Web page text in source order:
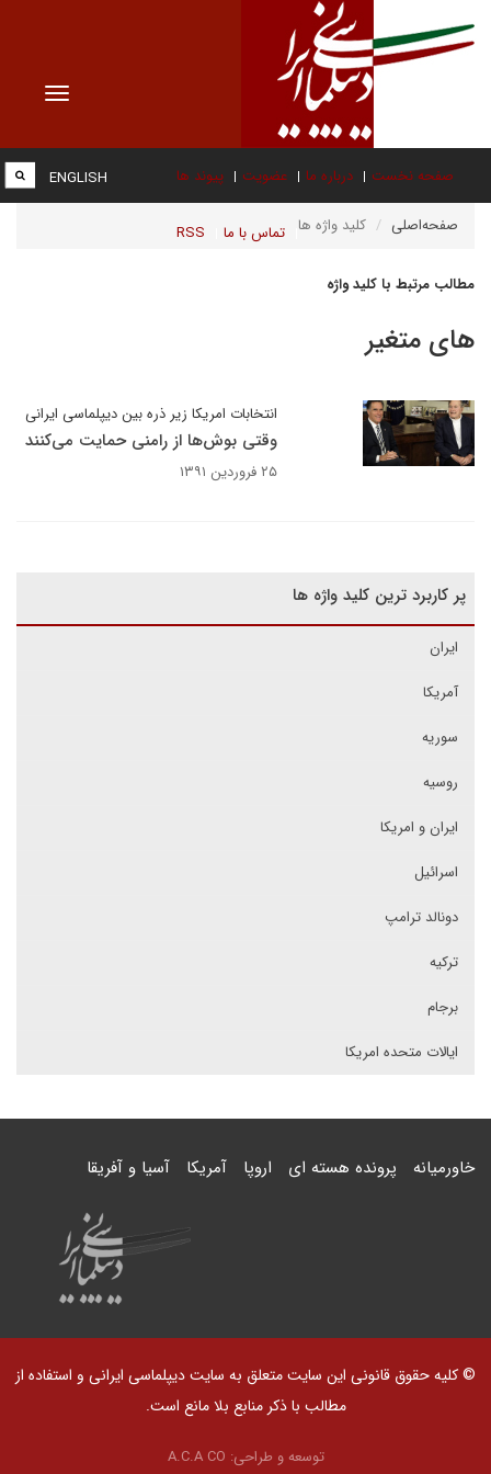
Toggle
صفحه نخست درباره ما عضویت پیوند ها
تماس با ما RSS
ENGLISH
صفحه‌اصلی کلید واژه ها
مطالب مرتبط با کلید واژه
های متغیر
انتخابات امریکا زیر ذره بین دیپلماسی ایرانی
وقتی بوش‌ها از رامنی حمایت می‌کنند
۲۵ فروردین ۱۳۹۱
پر کاربرد ترین کلید واژه ها
ایران
آمریکا
سوریه
روسیه
ایران و امریکا
اسرائیل
دونالد ترامپ
ترکیه
برجام
ایالات متحده امریکا
خاورمیانه پرونده هسته ای اروپا آمریکا آسیا و آفریقا
© کلیه حقوق قانونی این سایت متعلق به سایت دیپلماسی ایرانی و استفاده از
مطالب با ذکر منابع بلا مانع است.
توسعه و طراحی: A.C.A CO